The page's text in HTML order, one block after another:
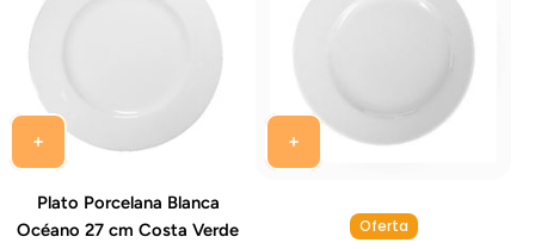
Plato Porcelana Blanca
Océano 27 cm Costa Verde
Oferta